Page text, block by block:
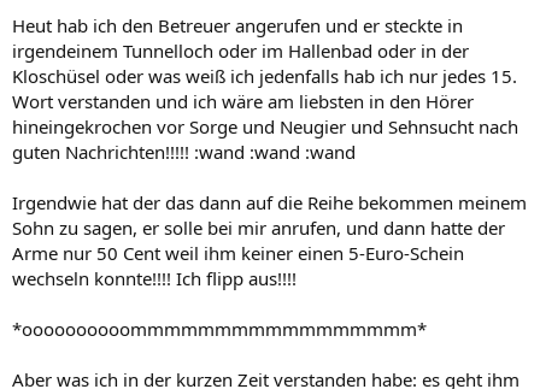
Heut hab ich den Betreuer angerufen und er steckte in
irgendeinem Tunnelloch oder im Hallenbad oder in der
Kloschüsel oder was weiß ich jedenfalls hab ich nur jedes 15.
Wort verstanden und ich wäre am liebsten in den Hörer
hineingekrochen vor Sorge und Neugier und Sehnsucht nach
guten Nachrichten!!!!! :wand :wand :wand
Irgendwie hat der das dann auf die Reihe bekommen meinem
Sohn zu sagen, er solle bei mir anrufen, und dann hatte der
Arme nur 50 Cent weil ihm keiner einen 5-Euro-Schein
wechseln konnte!!!! Ich flipp aus!!!!
*oooooooooommmmmmmmmmmmmmmmm*
Aber was ich in der kurzen Zeit verstanden habe: es geht ihm